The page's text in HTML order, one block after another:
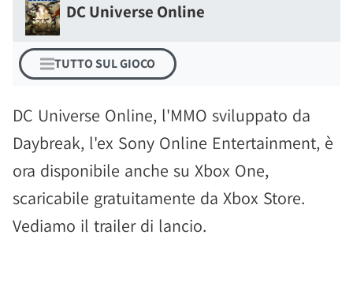
DC Universe Online
TUTTO SUL GIOCO
DC Universe Online, l'MMO sviluppato da
Daybreak, l'ex Sony Online Entertainment, è
ora disponibile anche su Xbox One,
scaricabile gratuitamente da Xbox Store.
Vediamo il trailer di lancio.